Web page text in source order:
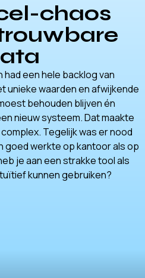
chaos
een hele backlog van
unieke waarden en afwijkende
behouden blijven én
nieuw systeem. Dat maakte
Tegelijk was er nood
goed werkte op kantoor als op
je aan een strakke tool als
kunnen gebruiken?